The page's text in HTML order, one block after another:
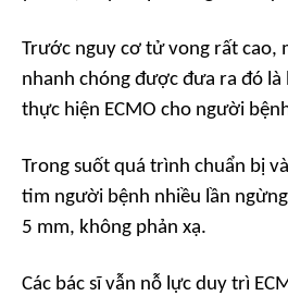
Trước nguy cơ tử vong rất cao,
nhanh chóng được đưa ra đó
thực hiện ECMO cho người
Trong suốt quá trình chuẩn bị
tim người bệnh nhiều lần
5 mm, không phản xạ.
Các bác sĩ vẫn nỗ lực duy trì